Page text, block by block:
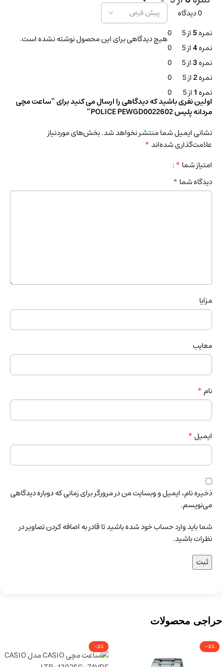
0 دیدگاه
نمره5از 5
0
نمره4از 5
0
نمره3از 5
0
نمره2از 5
0
نمره1از 5 0
هیچ دیدگاهی برای این محصول نوشته نشده است.
اولین نفری باشید که دیدگاهی را ارسال می کنید برای “ساعت مچی
مردانه پلیس POLICE PEWGD0022602”
نشانی ایمیل شما منتشر نخواهد شد.بخش‌های موردنیاز
علامت‌گذاری شده‌اند*
امتیاز شما*
دیدگاه شما*
مزایا
معایب
نام*
ایمیل*
ذخیره نام، ایمیل و وبسایت من در مرورگر برای زمانی که دوباره دیدگاهی
می‌نویسم.
شما باید وارد حساب خود شده باشید تا قادر به اضافه کردن تصاویر در
نظرات باشید.
حراجی محصولات
-3%
-3%